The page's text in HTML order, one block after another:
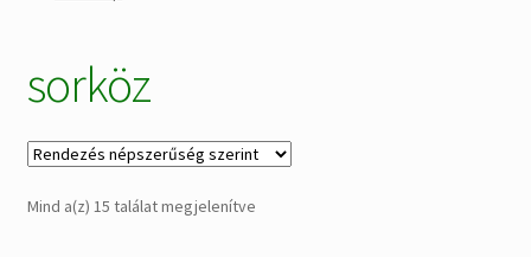
Alkatrészek
sorköz
Mind a(z) 15 találat megjelenítveSorted